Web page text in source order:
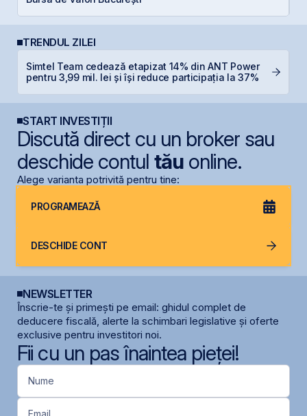
TRENDUL ZILEI
Simtel Team cedează etapizat 14% din ANT Power
pentru 3,99 mil. lei și își reduce participația la 37%
START INVESTIȚII
Discută direct cu un broker sau
deschide contul tăuonline.
Alege varianta potrivită pentru tine:
PROGRAMEAZĂ
DESCHIDE CONT
NEWSLETTER
Înscrie-te și primești pe email: ghidul complet de
deducere fiscală, alerte la schimbari legislative și oferte
exclusive pentru investitori noi.
Fii cu un pas înaintea pieței!
Nume
Email